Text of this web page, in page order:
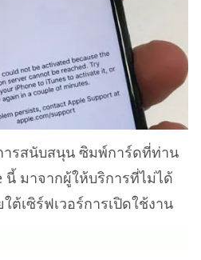
รสนับสนุน ซิมพ์การ์ดที่ท่าน
นี้ มาจากผู้ให้บริการที่ไม่ได้
ต้เซิร์ฟเวอร์การเปิดใช้งาน